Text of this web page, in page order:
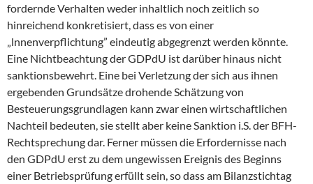
fordernde Verhalten weder inhaltlich noch zeitlich so
hinreichend konkretisiert, dass es von einer
„lnnenverpflichtung” eindeutig abgegrenzt werden könnte.
Eine Nichtbeachtung der GDPdU ist darüber hinaus nicht
sanktionsbewehrt. Eine bei Verletzung der sich aus ihnen
ergebenden Grundsätze drohende Schätzung von
Besteuerungsgrundlagen kann zwar einen wirtschaftlichen
Nachteil bedeuten, sie stellt aber keine Sanktion i.S. der BFH-
Rechtsprechung dar. Ferner müssen die Erfordernisse nach
den GDPdU erst zu dem ungewissen Ereignis des Beginns
einer Betriebsprüfung erfüllt sein, so dass am Bilanzstichtag